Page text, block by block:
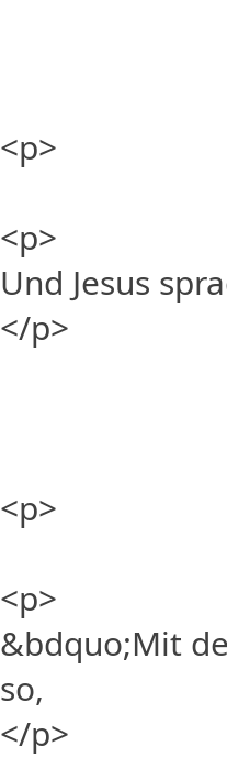
<p>
<p>
Und Jesus
</p>
<p>
<p>
&bdquo;Mit
so,
</p>